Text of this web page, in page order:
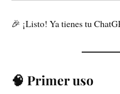
🎉 ¡Listo! Ya tienes tu
🧠 Primer uso